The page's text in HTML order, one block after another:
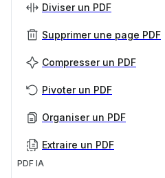
Diviser un PDF
Supprimer une page PDF
Compresser un PDF
Pivoter un PDF
Organiser un PDF
Extraire un PDF
PDF IA